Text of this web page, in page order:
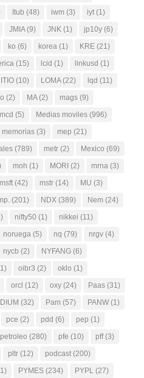
Itub (48) iwm (3) iyt (1)
JMIA(9) JNK (1) jp10y (6)
ko (6) korea (1) KRE (21)
(15) lcid (1) linkusd (1)
(10) LOMA(22) lqd (11)
(2) MA(2) mags (9)
mcd (5) Medias moviles (996)
memorias (3) mep (21)
(789) metr (2) Mexico (69)
moh (1) MORI (2) mrna (3)
msft (42) mstr (14) MU (3)
(201) NDX (389) Nem (24)
nifty50 (1) nikkei (11)
noruega (5) nq (79) nrgv (4)
nycb (2) NYFANG (6)
oibr3 (2) oklo (1)
orcl (12) oxy (24) Paas (31)
(32) Pam (57) PANW (1)
pce (2) pdd (6) pep (1)
petroleo (280) pfe (10) pff(3)
pltr (12) podcast (200)
PYMES (234) PYPL (27)